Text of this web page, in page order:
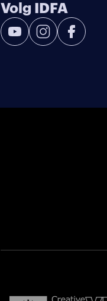
Volg IDFA